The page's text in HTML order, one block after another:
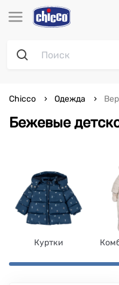
Бежевые
Chicco Одежда
Куртки